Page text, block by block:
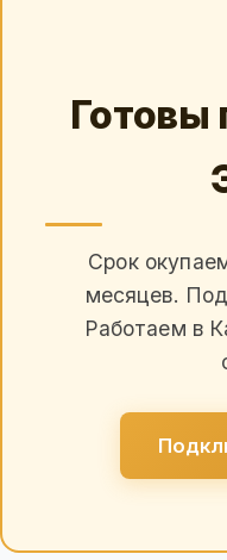
Готовы
Срок
месяцев.
Работаем в